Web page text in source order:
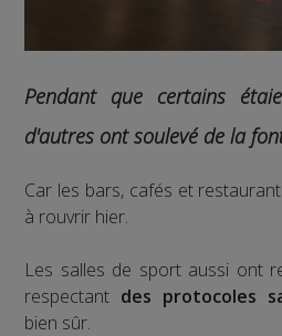
Pendant que certains
d'autres ont soulevé de la
Car les bars, cafés et
à rouvrir hier.
Les salles de sport aussi ont
respectant des protocoles
bien sûr.